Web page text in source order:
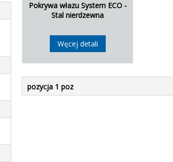
Pokrywa włazu System ECO -
Stal nierdzewna
Węcej detali
pozycja 1 poz